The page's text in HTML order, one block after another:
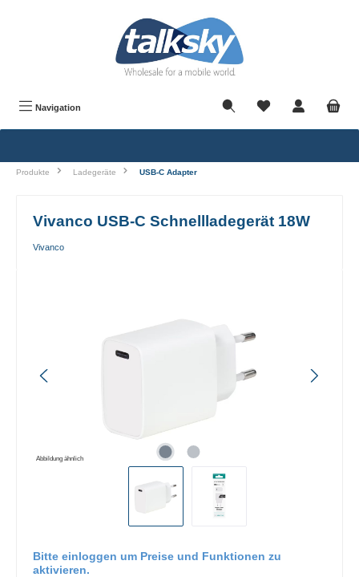
Navigation
Produkte Ladegeräte USB-C Adapter
Vivanco USB-C Schnellladegerät 18W
Vivanco
Abbildung ähnlich
Bitte einloggen um Preise und Funktionen zu
aktivieren.